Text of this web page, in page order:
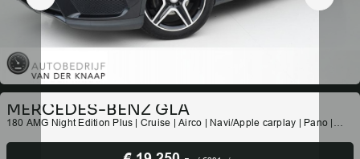
MERCEDES-BENZ GLA
180 AMG Night Edition Plus | Cruise | Airco | Navi/Apple carplay | Pano |